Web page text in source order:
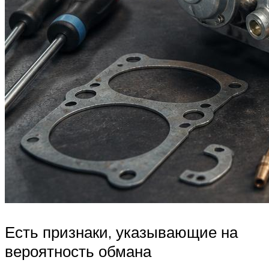
Есть признаки, указывающие на
вероятность обмана